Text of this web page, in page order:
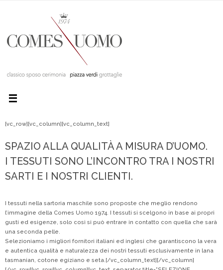
[vc_row][vc_column][vc_column_text]
SPAZIO ALLA QUALITÀ A MISURA D’UOMO.
I TESSUTI SONO L’INCONTRO TRA I NOSTRI
SARTI E I NOSTRI CLIENTI.
I tessuti nella sartoria maschile sono proposte che meglio rendono
l’immagine della Comes Uomo 1974. I tessuti si scelgono in base ai propri
gusti ed esigenze, solo così si può entrare in contatto con quella che sarà
una seconda pelle.
Selezioniamo i migliori fornitori italiani ed inglesi che garantiscono la vera
e autentica qualità e naturalezza dei nostri tessuti esclusivamente in lana
tasmanian, cotone egiziano e seta.[/vc_column_text][/vc_column]